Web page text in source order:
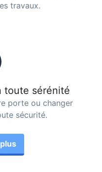
travaux.
toute sérénité
porte ou changer
sécurité.